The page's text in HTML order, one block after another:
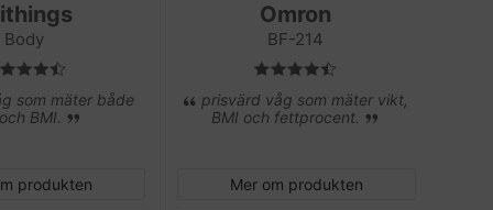
Body
som mäter både
BMI.
produkten
Omron
BF-214
prisvärd våg som mäter vikt,
BMI och fettprocent.
Mer om produkten